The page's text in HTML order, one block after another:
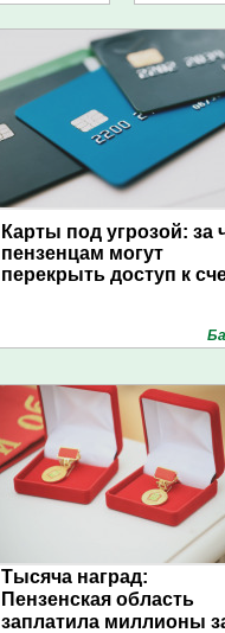
Карты под угрозой: за
пензенцам могут
перекрыть доступ к
Тысяча наград:
Пензенская область
заплатила миллионы